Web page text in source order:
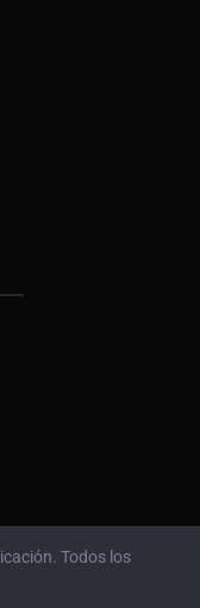
Todos los